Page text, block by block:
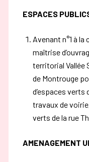
ESPACES
Avenant n°1 à
maîtrise
territorial Vallée
de Montrouge
d’espaces verts
travaux de
verts de la rue
AMENAGEMENT